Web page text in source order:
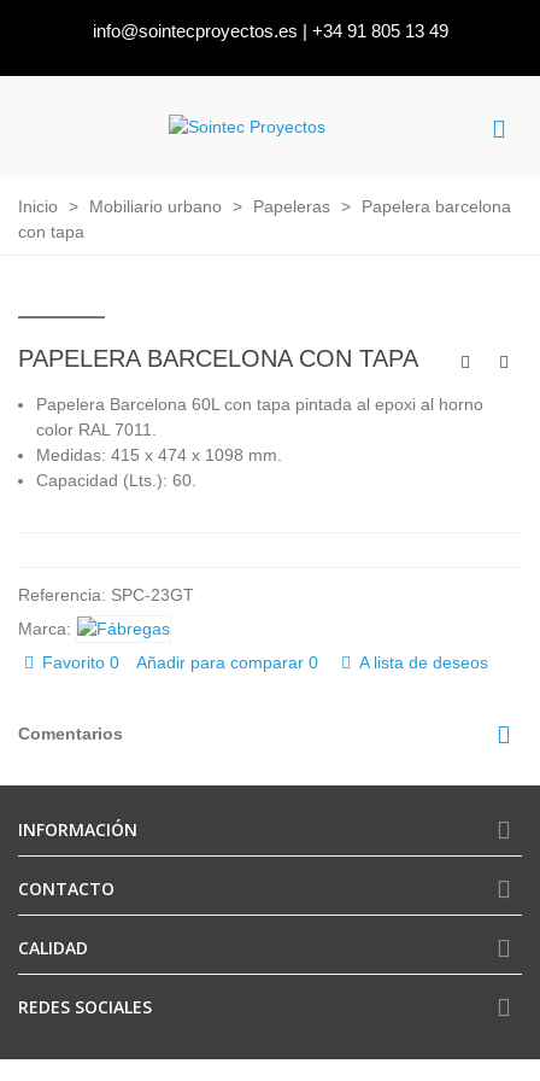
info@sointecproyectos.es | +34 91 805 13 49
Inicio > Mobiliario urbano > Papeleras >
Papelera barcelona
con tapa
PAPELERA BARCELONA CON TAPA
Papelera Barcelona 60L con tapa pintada al epoxi al horno
color RAL 7011.
Medidas: 415 x 474 x 1098 mm.
Capacidad (Lts.): 60.
Referencia: SPC-23GT
Marca:
Favorito 0 Añadir para comparar 0 A lista de deseos
Comentarios
INFORMACIÓN
CONTACTO
CALIDAD
REDES SOCIALES